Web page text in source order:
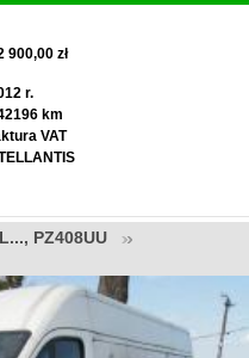
900,00 zł
r.
km
VAT
PZ408UU